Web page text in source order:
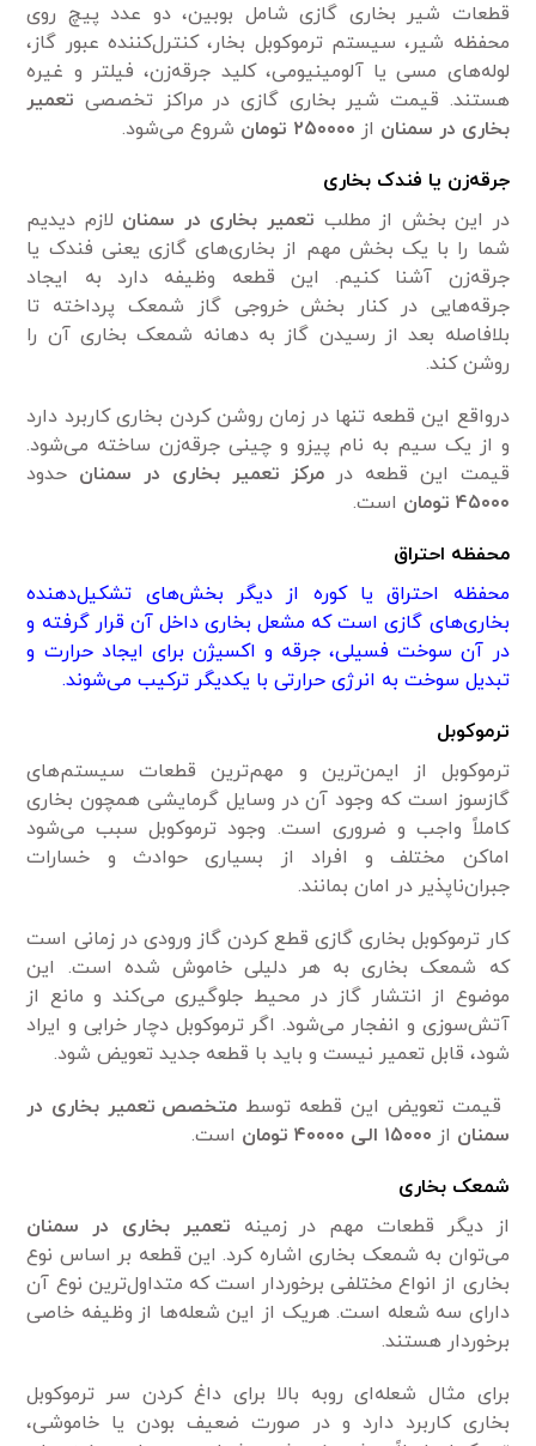
قطعات شیر بخاری گازی شامل بوبین، دو عدد پیچ روی
محفظه شیر، سیستم ترموکوبل بخار، کنترل‌کننده عبور گاز،
لوله‌های مسی یا آلومینیومی، کلید جرقه‌زن، فیلتر و غیره
هستند. قیمت شیر بخاری گازی در مراکز تخصصی تعمیر
بخاری در سمنان از ۲۵۰۰۰۰ تومان
شروع می‌شود.
جرقه‌زن یا فندک بخاری
در این بخش از مطلب تعمیر بخاری در سمنان لازم دیدیم
شما را با یک بخش مهم از بخاری‌های گازی یعنی فندک یا
جرقه‌زن آشنا کنیم. این قطعه وظیفه دارد به ایجاد
جرقه‌هایی در کنار بخش خروجی گاز شمعک پرداخته تا
بلافاصله بعد از رسیدن گاز به د‌هانه شمعک بخاری آن را
روشن کند.
درواقع این قطعه تنها در زمان روشن کردن بخاری کاربرد دارد
و از یک سیم به نام پیزو و چینی جرقه‌زن ساخته می‌شود.
قیمت این قطعه در مرکز تعمیر بخاری در سمنان حدود
۴۵۰۰۰ تومان
است.
محفظه احتراق
محفظه احتراق یا کوره از دیگر بخش‌های تشکیل‌دهنده
بخاری‌های گازی است که مشعل بخاری داخل آن قرار گرفته و
در آن سوخت فسیلی، جرقه و اکسیژن برای ایجاد حرارت و
تبدیل سوخت به انرژی حرارتی با یکدیگر ترکیب می‌شوند.
ترموکوبل
ترموکوبل از ایمن‌ترین و مهم‌ترین قطعات سیستم‌های
گازسوز است که وجود آن در وسایل گرمایشی همچون بخاری
کاملاً واجب و ضروری است. وجود ترموکوبل سبب می‌شود
اماکن مختلف و افراد از بسیاری حوادث و خسارات
جبران‌ناپذیر در امان بمانند.
کار ترموکوبل بخاری گازی قطع کردن گاز ورودی در زمانی است
که شمعک بخاری به هر دلیلی خاموش شده است. این
موضوع از انتشار گاز در محیط جلوگیری می‌کند و مانع از
آتش‌سوزی و انفجار می‌شود. اگر ترموکوبل دچار خرابی و ایراد
شود، قابل تعمیر نیست و باید با قطعه جدید تعویض شود.
قیمت تعویض این قطعه توسط متخصص تعمیر بخاری در
سمنان از ۱۵۰۰۰ الی ۴۰۰۰۰ تومان
است.
شمعک بخاری
از دیگر قطعات مهم در زمینه تعمیر بخاری در سمنان
می‌توان به شمعک بخاری اشاره کرد. این قطعه بر اساس نوع
بخاری از انواع مختلفی برخوردار است که متداول‌ترین نوع آن
دارای سه شعله است. هریک از این شعله‌ها از وظیفه خاصی
برخوردار هستند.
برای مثال شعله‌ای روبه بالا برای داغ کردن سر ترموکوبل
بخاری کاربرد دارد و در صورت ضعیف بودن یا خاموشی،